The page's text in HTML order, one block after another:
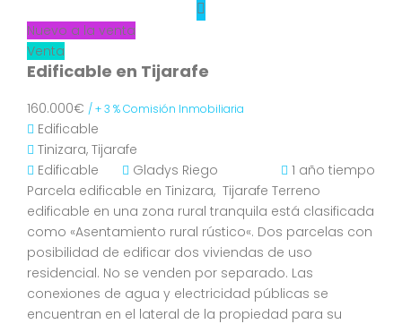
Nuevo a la venta
Venta
Edificable en Tijarafe
160.000€ / + 3 % Comisión Inmobiliaria
Edificable
Tinizara, Tijarafe
Edificable
Gladys Riego
1 año tiempo
Parcela edificable en Tinizara, Tijarafe Terreno
edificable en una zona rural tranquila está clasificada
como «Asentamiento rural rústico«. Dos parcelas con
posibilidad de edificar dos viviendas de uso
residencial. No se venden por separado. Las
conexiones de agua y electricidad públicas se
encuentran en el lateral de la propiedad para su